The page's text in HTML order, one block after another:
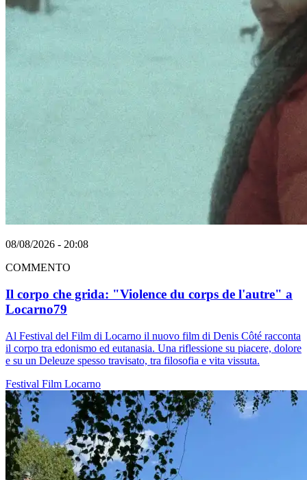
08/08/2026 - 20:08
COMMENTO
Il corpo che grida: "Violence du corps de l'autre" a
Locarno79
Al Festival del Film di Locarno il nuovo film di Denis Côté racconta
il corpo tra edonismo ed eutanasia. Una riflessione su piacere, dolore
e su un Deleuze spesso travisato, tra filosofia e vita vissuta.
Festival Film Locarno